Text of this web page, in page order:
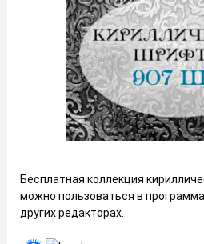
Бесплатная коллекция
можно пользоваться в
других редакторах.